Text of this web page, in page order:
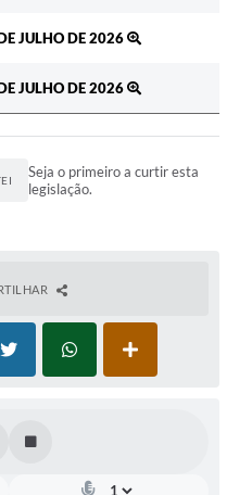
JULHO DE 2026
JULHO DE 2026
Seja o primeiro a curtir esta
legislação.